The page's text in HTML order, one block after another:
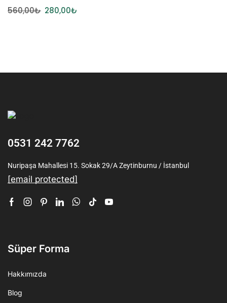
560,00₺ 280,00₺
0531 242 7762
Nuripaşa Mahallesi 15. Sokak 29/A Zeytinburnu / İstanbul
[email protected]
Süper Forma
Hakkımızda
Blog